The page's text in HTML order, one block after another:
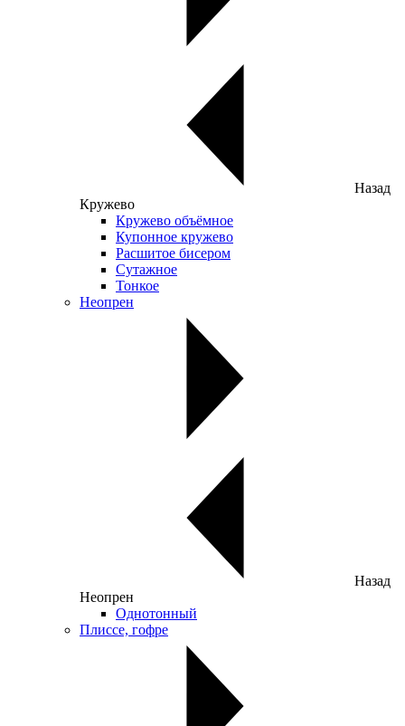
Назад
Кружево
Кружево объёмное
Купонное кружево
Расшитое бисером
Сутажное
Тонкое
Неопрен
Назад
Неопрен
Однотонный
Плиссе, гофре